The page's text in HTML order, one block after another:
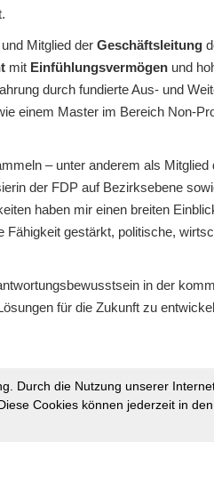
und Mitglied der Geschäftsleitung
mit Einfühlungsvermögen und
durch fundierte Aus- und
einem Master im Bereich Non-
– unter anderem als Mitglied
der FDP auf Bezirksebene
haben mir einen breiten
gestärkt, politische,
in der
für die Zukunft zu
Durch die Nutzung unserer
Cookies können jederzeit in